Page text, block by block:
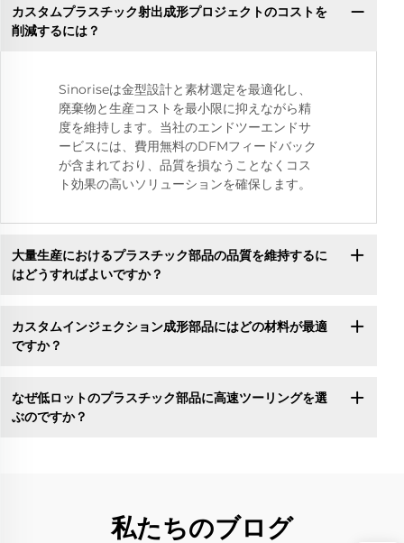
カスタムプラスチック射出成形プロジェクトのコストを
削減するには？
Sinoriseは金型設計と素材選定を最適化し、
廃棄物と生産コストを最小限に抑えながら精
度を維持します。当社のエンドツーエンドサ
ービスには、費用無料のDFMフィードバック
が含まれており、品質を損なうことなくコス
ト効果の高いソリューションを確保します。
大量生産におけるプラスチック部品の品質を維持するに
はどうすればよいですか？
カスタムインジェクション成形部品にはどの材料が最適
ですか？
なぜ低ロットのプラスチック部品に高速ツーリングを選
ぶのですか？
私たちのブログ